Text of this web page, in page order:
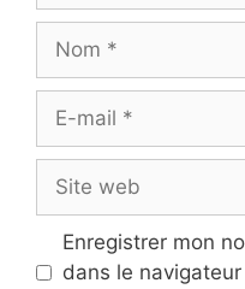
Nom
Site
web
Enregistrer mon
dans le